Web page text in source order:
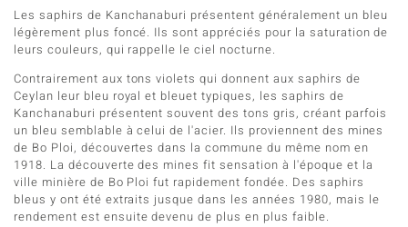
Les saphirs de Kanchanaburi présentent généralement un bleu
légèrement plus foncé. Ils sont appréciés pour la saturation de
leurs couleurs, qui rappelle le ciel nocturne.
Contrairement aux tons violets qui donnent aux saphirs de
Ceylan leur bleu royal et bleuet typiques, les saphirs de
Kanchanaburi présentent souvent des tons gris, créant parfois
un bleu semblable à celui de l'acier. Ils proviennent des mines
de Bo Ploi, découvertes dans la commune du même nom en
1918. La découverte des mines fit sensation à l'époque et la
ville minière de Bo Ploi fut rapidement fondée. Des saphirs
bleus y ont été extraits jusque dans les années 1980, mais le
rendement est ensuite devenu de plus en plus faible.